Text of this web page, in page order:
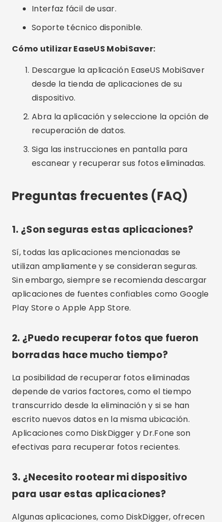
La posibilidad de recuperar fotos eliminadas
transcurrido desde la eliminación y si se han
escrito nuevos datos en la misma ubicación.
efectivas para recuperar fotos recientes.
3. ¿Necesito rootear mi dispositivo
para usar estas aplicaciones?
Algunas aplicaciones, como DiskDigger, ofrecen
funciones básicas sin necesidad de root. Sin
y profunda, es posible que necesites rootear tu
dispositivo.
4. ¿Cuál es la mejor aplicación para
recuperar fotos borradas?
No existe una “mejor” aplicación universal, ya que
la efectividad puede variar según el dispositivo y
la situación. Dr.Fone y DiskDigger son muy
recomendables debido a su popularidad y
5. ¿Puedo recuperar tipos de archivos
que no sean fotos?
Sí, muchas de estas aplicaciones también
pueden recuperar vídeos, documentos,
contactos y otros tipos de archivos.
6. ¿Hay algún costo asociado con
estas aplicaciones?
Algunas aplicaciones ofrecen versiones